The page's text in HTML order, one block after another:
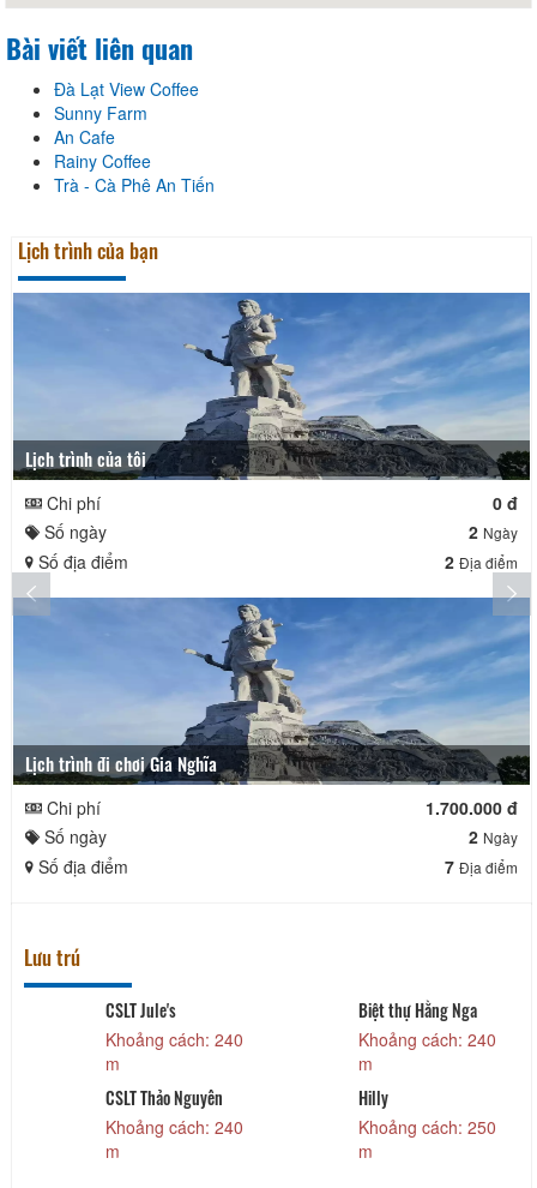
Bài viết liên quan
Đà Lạt View Coffee
Sunny Farm
An Cafe
Rainy Coffee
Trà - Cà Phê An Tiến
Lịch trình của bạn
Lịch trình của tôi
Chi phí
0 đ
Số ngày
2 Ngày
Số địa điểm 2 Địa điểm
Lịch trình đi chơi Gia Nghĩa
Chi phí
1.700.000 đ
Số ngày
2 Ngày
Số địa điểm 7 Địa điểm
Lưu trú
CSLT Jule's
Khoảng cách: 240
m
Biệt thự Hằng Nga
Khoảng cách: 240
m
CSLT Thảo Nguyên
Khoảng cách: 240
m
Hilly
Khoảng cách: 250
m